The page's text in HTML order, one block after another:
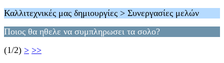
Καλλιτεχνικές μας δημιουργίες > Συνεργασίες μελών
Ποιος θα ηθελε να συμπληρωσει τα σολο?
(1/2) > >>